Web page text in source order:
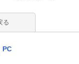
る
PC